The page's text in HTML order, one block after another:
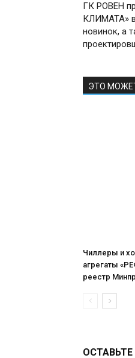
ГК РОВЕН
КЛИМАТА»
новинок, а
ЭТО
Чиллеры и
агрегаты
реестр
ОСТАВЬТЕ